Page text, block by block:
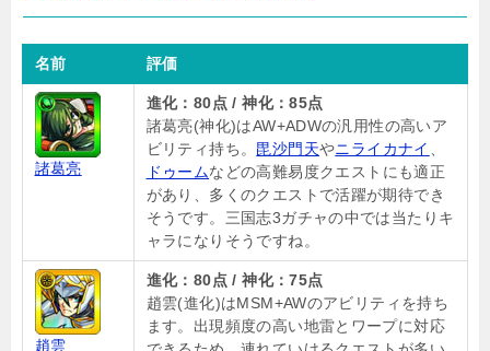
名前 評価
諸葛亮
進化：80点 / 神化：85点
諸葛亮(神化)はAW+ADWの汎用性の高いア
ビリティ持ち。 毘沙門天やニライカナイ
ドゥームなどの高難易度クエストにも適正
があり、多くのクエストで活躍が期待でき
そうです。三国志3ガチャの中では当たりキ
ャラになりそうですね。
趙雲
進化：80点 / 神化：75点
趙雲(進化)はMSM+AWのアビリティを持ち
ます。出現頻度の高い地雷とワープに対応